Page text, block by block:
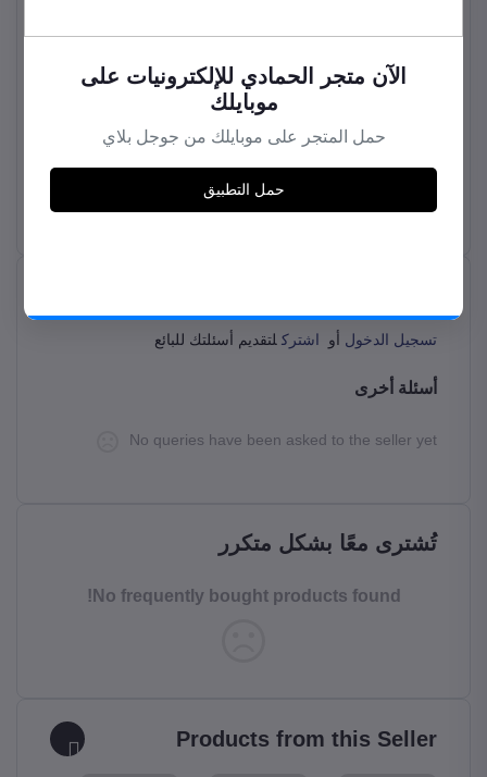
Failed to load reviews.
تسجيل الدخول أو اشترك لتقديم أسئلتك للبائع
أسئلة أخرى
No queries have been asked to the seller yet
تُشترى معًا بشكل متكرر
No frequently bought products found!
Products from this Seller
حمل التطبيق